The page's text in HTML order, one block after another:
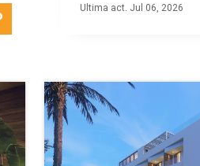
Ultima act. Jul 06, 2026